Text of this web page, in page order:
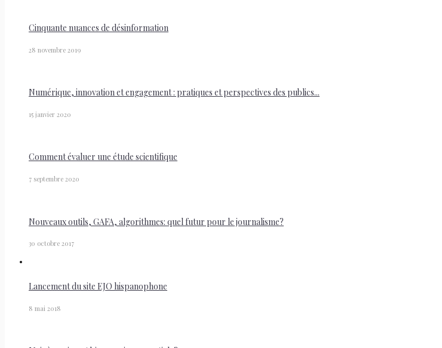
Cinquante nuances de désinformation
28 novembre 2019
Numérique, innovation et engagement : pratiques et perspectives des publics...
15 janvier 2020
Comment évaluer une étude scientifique
7 septembre 2020
Nouveaux outils, GAFA, algorithmes: quel futur pour le journalisme?
30 octobre 2017
Lancement du site EJO hispanophone
8 mai 2018